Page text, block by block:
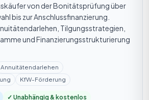
von der Bonitätsprüfung über
bis zur Anschlussfinanzierung.
Tilgungsstrategien,
und Finanzierungsstrukturierung
Annuitätendarlehen
KfW-Förderung
✓ Unabhängig & kostenlos